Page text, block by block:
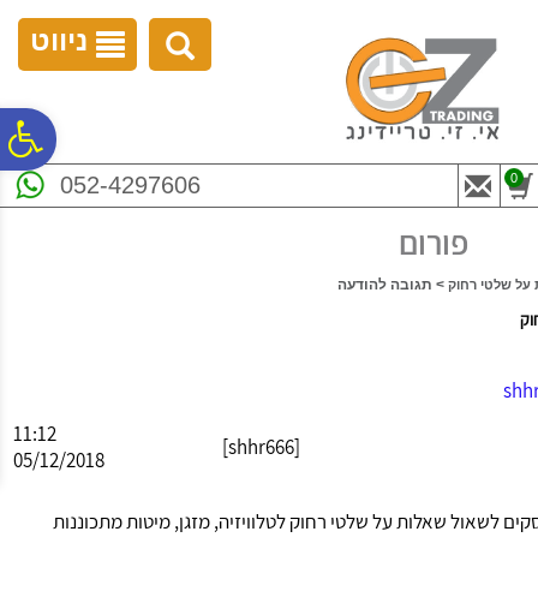
נגישות
ניווט
052-4297606 0
פורום
על שלטי רחוק > תגובה להודעה
[shhr666]
11:12
05/12/2018
לשאול שאלות על שלטי רחוק לטלוויזיה, מזגן, מיטות מתכוננות